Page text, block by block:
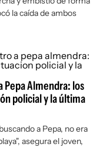
la caída de ambos
Almendra: los
policial y la última
a Pepa, no era
asegura el joven,